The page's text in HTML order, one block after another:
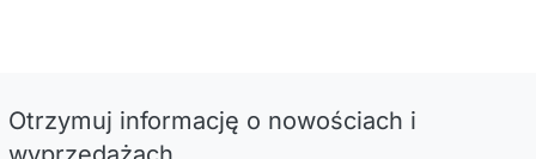
Otrzymuj informację o nowościach i